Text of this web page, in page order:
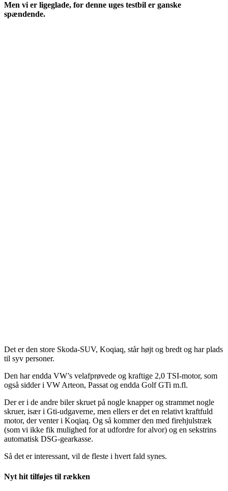
Men vi er ligeglade, for denne uges testbil er ganske
spændende.
Det er den store Skoda-SUV, Koqiaq, står højt og bredt og har plads
til syv personer.
Den har endda VW’s velafprøvede og kraftige 2,0 TSI-motor, som
også sidder i VW Arteon, Passat og endda Golf GTi m.fl.
Der er i de andre biler skruet på nogle knapper og strammet nogle
skruer, især i Gti-udgaverne, men ellers er det en relativt kraftfuld
motor, der venter i Koqiaq. Og så kommer den med firehjulstræk
(som vi ikke fik mulighed for at udfordre for alvor) og en sekstrins
automatisk DSG-gearkasse.
Så det er interessant, vil de fleste i hvert fald synes.
Nyt hit tilføjes til rækken